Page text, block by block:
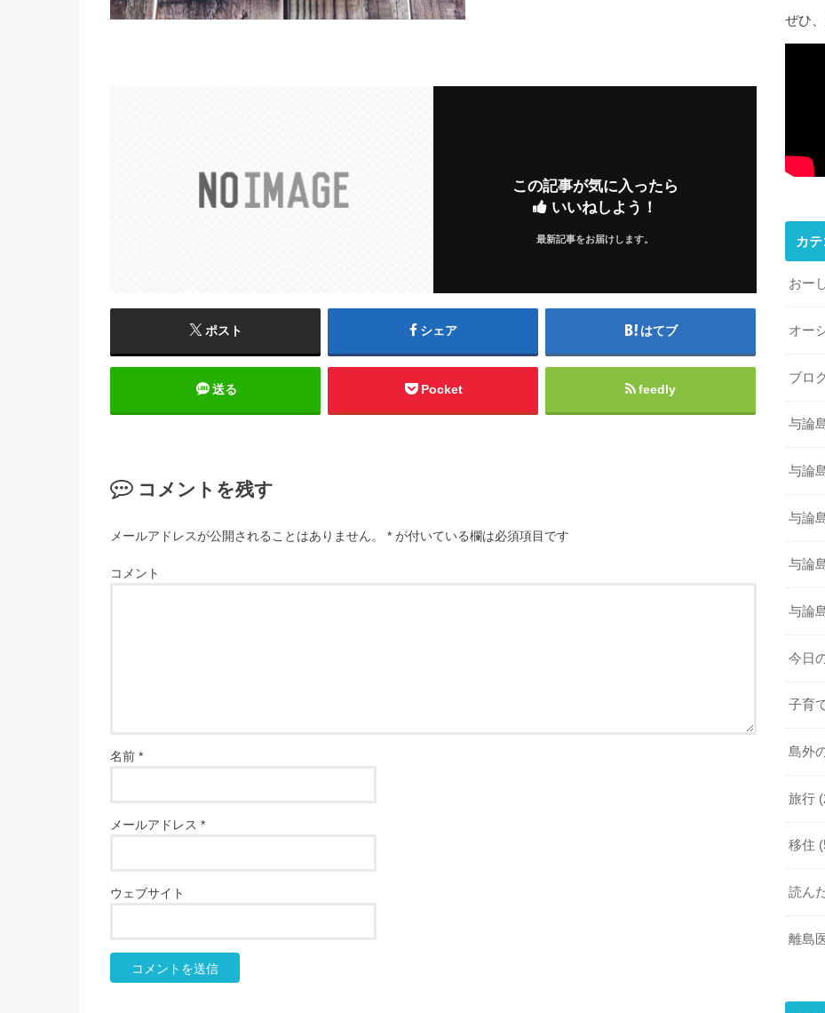
この記事が気に入ったら
いいねしよう！
最新記事をお届けします。
ポスト シェア はてブ
送る Pocket feedly
コメントを残す
メールアドレスが公開されることはありません。 * が付いている欄は必須項目です
コメント
名前 *
メールアドレス *
ウェブサイト
ぜひ
カ
おー
オー
ブロ
与論
与論
与論
与論
与論
今日
子育
島外
旅行
移住
読ん
離島